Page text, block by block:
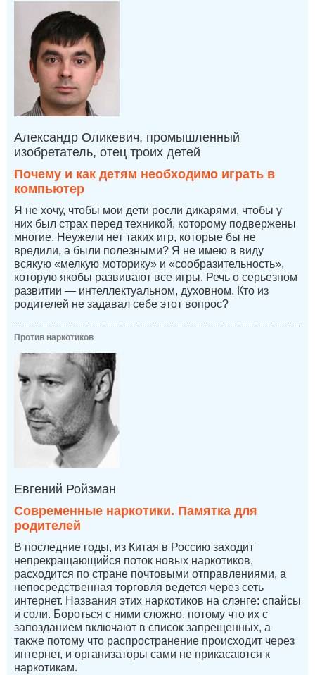
Александр Оликевич, промышленный
изобретатель, отец троих детей
Почему и как детям необходимо играть в
компьютер
Я не хочу, чтобы мои дети росли дикарями, чтобы у
них был страх перед техникой, которому подвержены
многие. Неужели нет таких игр, которые бы не
вредили, а были полезными? Я не имею в виду
всякую «мелкую моторику» и «сообразительность»,
которую якобы развивают все игры. Речь о серьезном
развитии — интеллектуальном, духовном. Кто из
родителей не задавал себе этот вопрос?
Против наркотиков
Евгений Ройзман
Современные наркотики. Памятка для
родителей
В последние годы, из Китая в Россию заходит
непрекращающийся поток новых наркотиков,
расходится по стране почтовыми отправлениями, а
непосредственная торговля ведется через сеть
интернет. Названия этих наркотиков на слэнге: спайсы
и соли. Бороться с ними сложно, потому что их с
запозданием включают в список запрещенных, а
также потому что распространение происходит через
интернет, и организаторы сами не прикасаются к
наркотикам.